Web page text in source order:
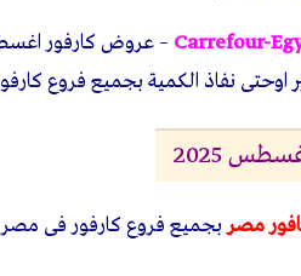
Carrefour-
2025
مصربجميع فروع كارفور فى مصر